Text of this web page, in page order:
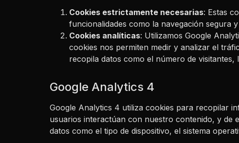
Cookies estrictamente necesarias: Estas
funcionalidades como la navegación segura
Cookies analíticas: Utilizamos Google
cookies nos permiten medir y analizar el
recopila datos como el número de
Google Analytics 4
Google Analytics 4 utiliza cookies para recopilar
usuarios interactúan con nuestro contenido, y de
datos como el tipo de dispositivo, el sistema